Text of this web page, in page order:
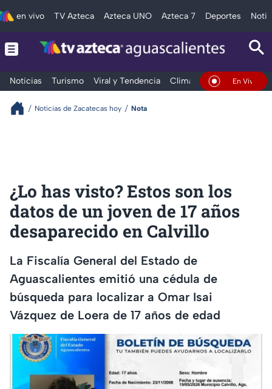
en vivo TV Azteca Azteca UNO Azteca 7 Deportes
Noticias Turismo Viral y Tendencia Clima DeportesEn Vivo
Noticias de Zacatecas hoy Nota
¿Lo has visto? Estos son los
datos de un joven de 17 años
desaparecido en Calvillo
La Fiscalía General del Estado de
Aguascalientes emitió una cédula de
búsqueda para localizar a Omar Isai
Vázquez de Loera de 17 años de edad